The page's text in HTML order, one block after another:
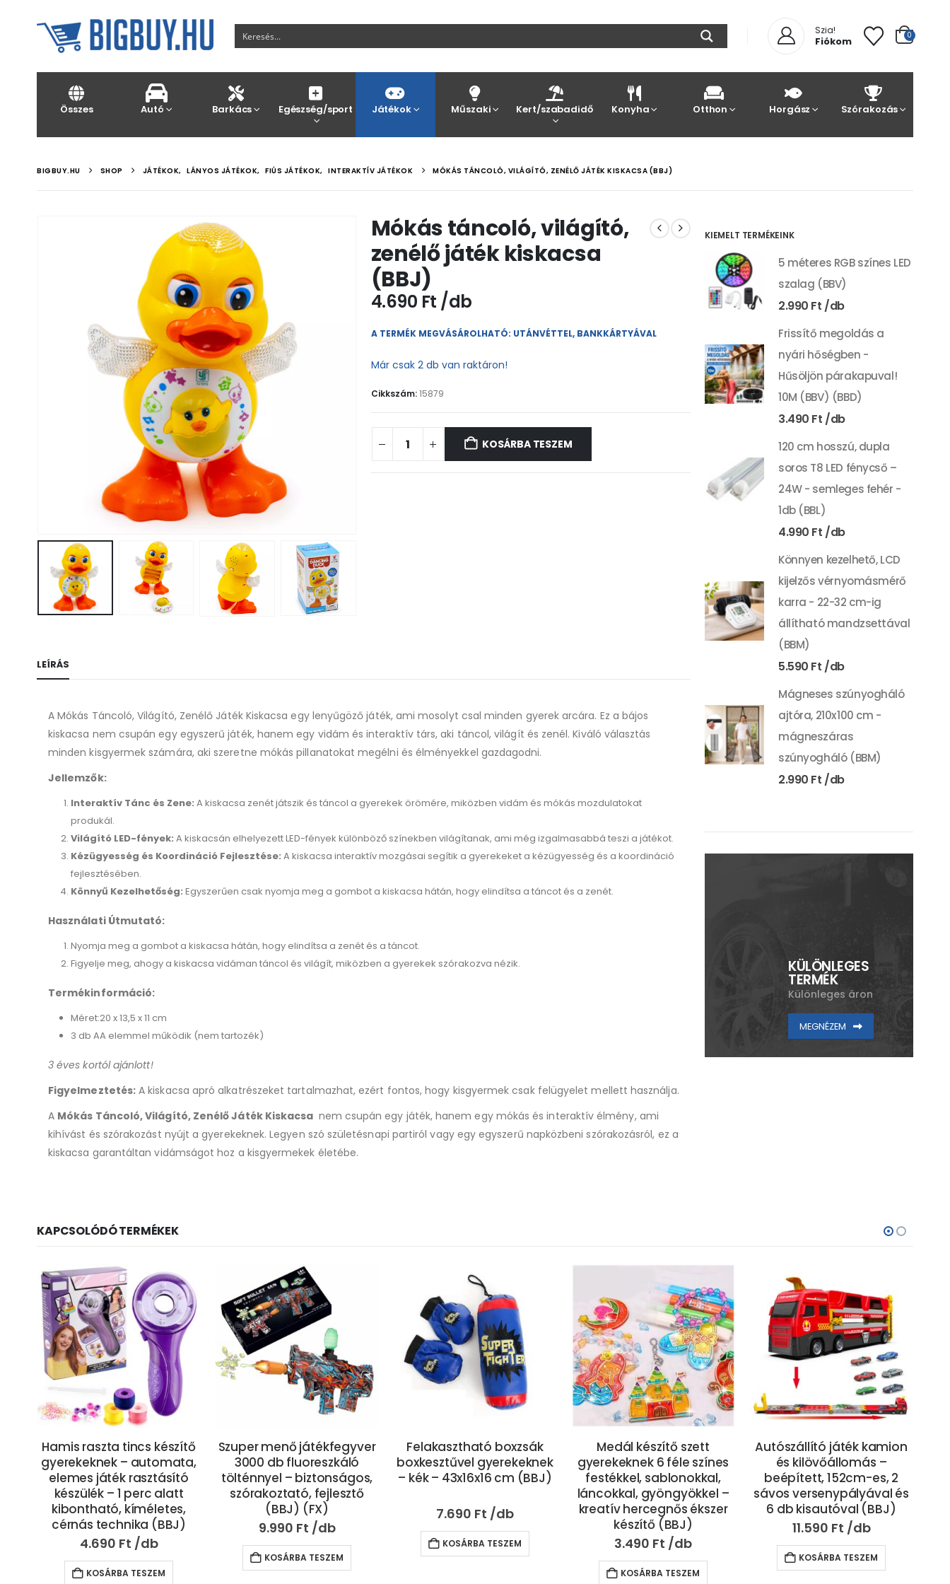
Szia!
Fiókom 0
Összes Autó Barkács Egészség/sport Játékok Műszaki Kert/szabadidő Konyha Otthon Horgász Szórakozás
BIGBUY.HU SHOP JÁTÉKOK, LÁNYOS JÁTÉKOK, FIÚS JÁTÉKOK, INTERAKTÍV JÁTÉKOK MÓKÁS TÁNCOLÓ, VILÁGÍTÓ, ZENÉLŐ JÁTÉK KISKACSA (BBJ)
Mókás táncoló, világító,
zenélő játék kiskacsa
(BBJ)
4.690 Ft
A TERMÉK MEGVÁSÁROLHATÓ: UTÁNVÉTTEL, BANKKÁRTYÁVAL
Már csak 2 db van raktáron!
Cikkszám:15879
KOSÁRBA TESZEM
LEÍRÁS
A Mókás Táncoló, Világító, Zenélő Játék Kiskacsa egy lenyűgöző játék, ami mosolyt csal minden gyerek arcára. Ez a bájos
kiskacsa nem csupán egy egyszerű játék, hanem egy vidám és interaktív társ, aki táncol, világít és zenél. Kiváló választás
minden kisgyermek számára, aki szeretne mókás pillanatokat megélni és élményekkel gazdagodni.
Jellemzők:
Interaktív Tánc és Zene: A kiskacsa zenét játszik és táncol a gyerekek örömére, miközben vidám és mókás mozdulatokat
produkál.
Világító LED-fények: A kiskacsán elhelyezett LED-fények különböző színekben világítanak, ami még izgalmasabbá teszi a játékot.
Kézügyesség és Koordináció Fejlesztése: A kiskacsa interaktív mozgásai segítik a gyerekeket a kézügyesség és a koordináció
fejlesztésében.
Könnyű Kezelhetőség: Egyszerűen csak nyomja meg a gombot a kiskacsa hátán, hogy elindítsa a táncot és a zenét.
Használati Útmutató:
Nyomja meg a gombot a kiskacsa hátán, hogy elindítsa a zenét és a táncot.
Figyelje meg, ahogy a kiskacsa vidáman táncol és világít, miközben a gyerekek szórakozva nézik.
Termékinformáció:
Méret:20 x 13,5 x 11 cm
3 db AA elemmel működik (nem tartozék)
3 éves kortól ajánlott!
Figyelmeztetés: A kiskacsa apró alkatrészeket tartalmazhat, ezért fontos, hogy kisgyermek csak felügyelet mellett használja.
A Mókás Táncoló, Világító, Zenélő Játék Kiskacsa nem csupán egy játék, hanem egy mókás és interaktív élmény, ami
kihívást és szórakozást nyújt a gyerekeknek. Legyen szó születésnapi partiról vagy egy egyszerű napközbeni szórakozásról, ez a
kiskacsa garantáltan vidámságot hoz a kisgyermekek életébe.
KIEMELT TERMÉKEINK
5 méteres RGB színes LED
szalag (BBV)
2.990 Ft
Frissítő megoldás a
nyári hőségben -
Hűsöljön párakapuval!
10M (BBV) (BBD)
3.490 Ft
120 cm hosszú, dupla
soros T8 LED fénycső –
24W - semleges fehér -
1db (BBL)
4.990 Ft
Könnyen kezelhető, LCD
kijelzős vérnyomásmérő
karra - 22-32 cm-ig
állítható mandzsettával
(BBM)
5.590 Ft
Mágneses szúnyogháló
ajtóra, 210x100 cm -
mágneszáras
szúnyogháló (BBM)
2.990 Ft
KÜLÖNLEGES
TERMÉK
Különleges áron
MEGNÉZEM
KAPCSOLÓDÓ TERMÉKEK
Szuper menő játékfegyver
3000 db fluoreszkáló
tölténnyel – biztonságos,
szórakoztató, fejlesztő
(BBJ) (FX)
9.990Ft
Felakasztható boxzsák
boxkesztűvel gyerekeknek
– kék – 43x16x16 cm (BBJ)
7.690Ft
KOSÁRBA TESZEM
Medál készítő szett
gyerekeknek 6 féle színes
festékkel, sablonokkal,
kreatív hercegnős ékszer
készítő (BBJ)
3.490Ft
Autószállító játék kamion
és kilövőállomás –
beépített, 152cm-es, 2
sávos versenypályával és
6 db kisautóval (BBJ)
11.590Ft
43 cm hosszú lendkerekes
játék trolibusz élethű
hanghatásokkal, nyitható
ajtókkal és világító
utastérrel (BBJ)
9.990 Ft
KOSÁRBA TESZEM